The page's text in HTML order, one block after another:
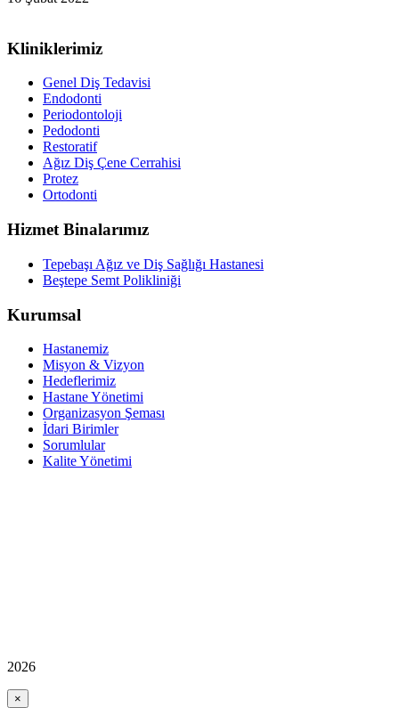
Kliniklerimiz
Genel Diş Tedavisi
Endodonti
Periodontoloji
Pedodonti
Restoratif
Ağız Diş Çene Cerrahisi
Protez
Ortodonti
Hizmet Binalarımız
Tepebaşı Ağız ve Diş Sağlığı Hastanesi
Beştepe Semt Polikliniği
Kurumsal
Hastanemiz
Misyon & Vizyon
Hedeflerimiz
Hastane Yönetimi
Organizasyon Şeması
İdari Birimler
Sorumlular
Kalite Yönetimi
2026
×